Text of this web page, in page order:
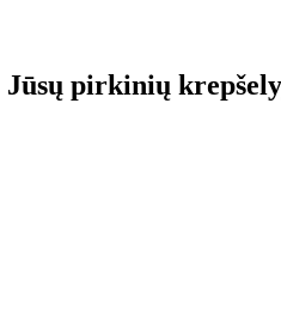
Jūsų pirkinių